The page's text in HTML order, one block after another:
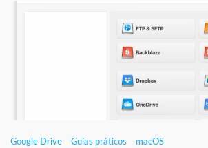
Google Drive Guias práticos macOS